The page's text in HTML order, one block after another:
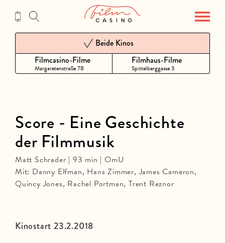
Inhalt
Filmcasino-Filme
Margaretenstraße 78
Beide Kinos
Filmhaus-Filme
Spittelberggasse 3
Kinostart 23.2.2018
Score - Eine Geschichte
der Filmmusik
Matt Schrader | 93 min | OmU
Mit: Danny Elfman, Hans Zimmer, James Cameron,
Quincy Jones, Rachel Portman, Trent Reznor